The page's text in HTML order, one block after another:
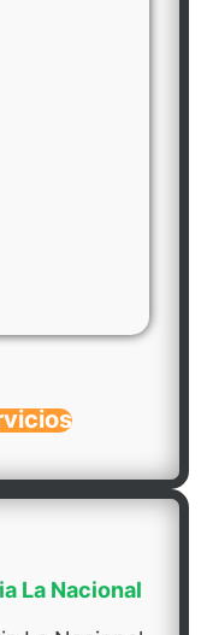
La Nacional